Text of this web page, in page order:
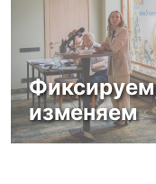
изменяем